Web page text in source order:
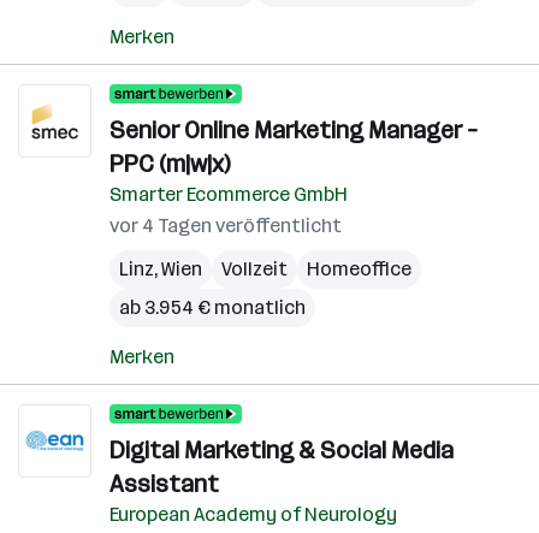
Merken
Senior Online Marketing Manager –
PPC (m|w|x)
Smarter Ecommerce GmbH
vor 4 Tagen veröffentlicht
Linz,Wien Vollzeit
Homeoffice
ab 3.954 € monatlich
Merken
Digital Marketing & Social Media
Assistant
European Academy of Neurology